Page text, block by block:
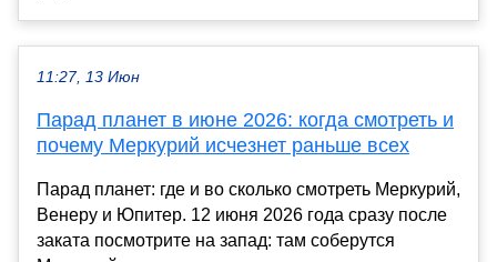
11:27, 13 Июн
Парад планет в июне 2026: когда смотреть и
почему Меркурий исчезнет раньше всех
Парад планет: где и во сколько смотреть Меркурий,
Венеру и Юпитер. 12 июня 2026 года сразу после
заката посмотрите на запад: там соберутся